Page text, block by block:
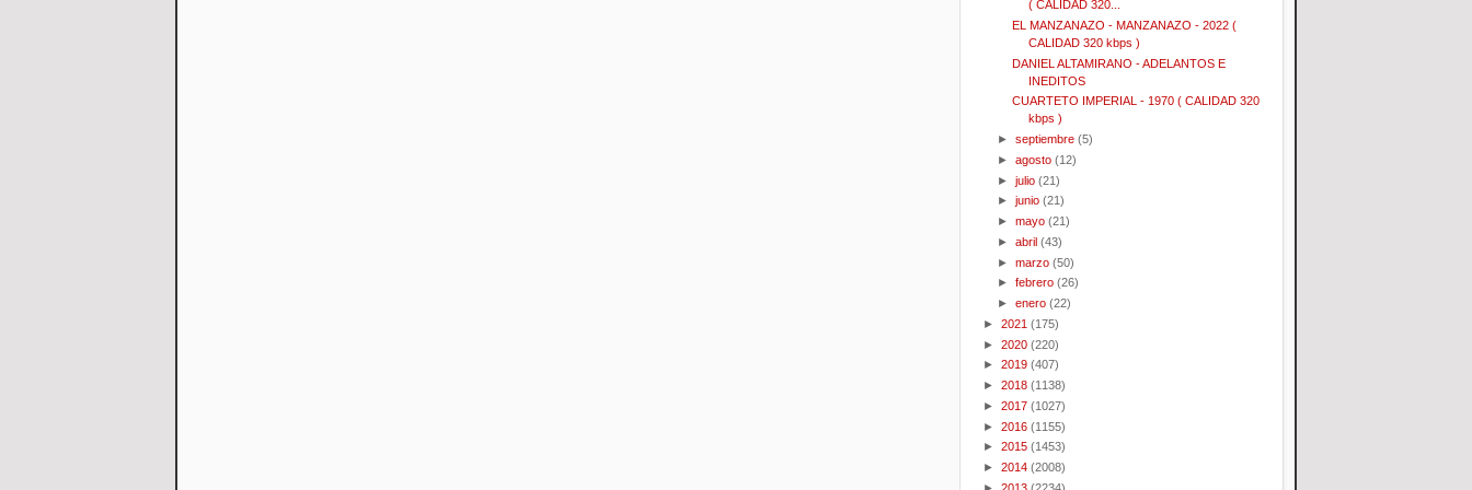
( CALIDAD 320...
EL MANZANAZO - MANZANAZO - 2022 (
CALIDAD 320 kbps )
DANIEL ALTAMIRANO - ADELANTOS E
INEDITOS
CUARTETO IMPERIAL - 1970 ( CALIDAD 320
kbps )
►septiembre (5)
►agosto (12)
►julio (21)
►junio (21)
►mayo (21)
►abril (43)
►marzo (50)
►febrero (26)
►enero (22)
► 2021 (175)
► 2020 (220)
► 2019 (407)
► 2018 (1138)
► 2017 (1027)
► 2016 (1155)
► 2015 (1453)
► 2014 (2008)